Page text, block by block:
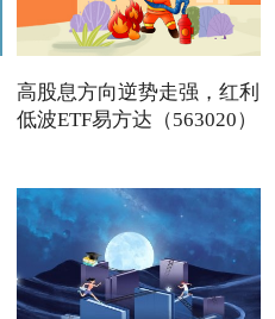
高股息方向逆势走强，红利
低波ETF易方达（563020）